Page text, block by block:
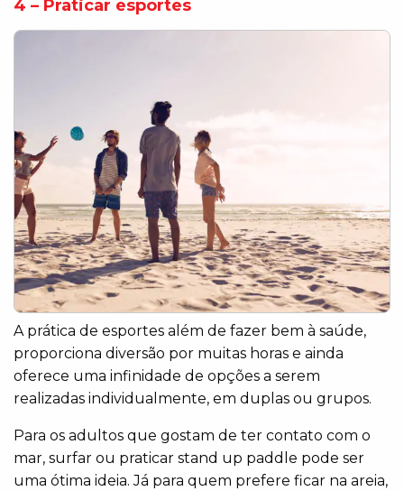
4 – Praticar esportes
A prática de esportes além de fazer bem à saúde,
proporciona diversão por muitas horas e ainda
oferece uma infinidade de opções a serem
realizadas individualmente, em duplas ou grupos.
Para os adultos que gostam de ter contato com o
mar, surfar ou praticar stand up paddle pode ser
uma ótima ideia. Já para quem prefere ficar na areia,